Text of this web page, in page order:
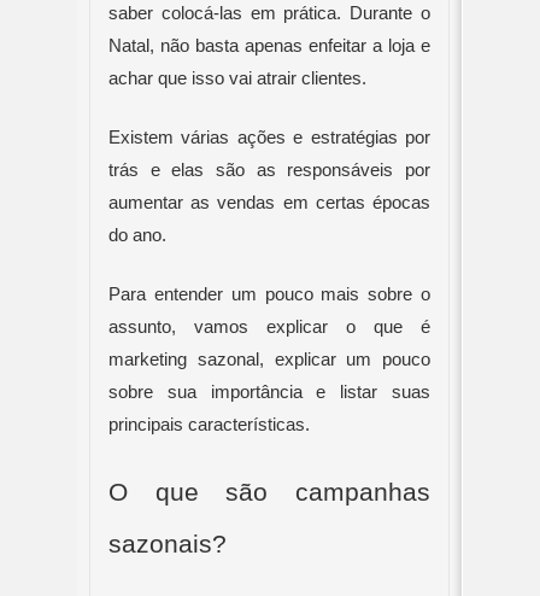
saber colocá-las em prática. Durante o
Natal, não basta apenas enfeitar a loja e
achar que isso vai atrair clientes.
Existem várias ações e estratégias por
trás e elas são as responsáveis por
aumentar as vendas em certas épocas
do ano.
Para entender um pouco mais sobre o
assunto, vamos explicar o que é
marketing sazonal, explicar um pouco
sobre sua importância e listar suas
principais características.
O que são campanhas
sazonais?